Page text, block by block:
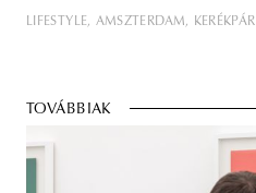
LIFESTYLE AMSZTERDAM KERÉKPÁR
TOVÁBBIAK